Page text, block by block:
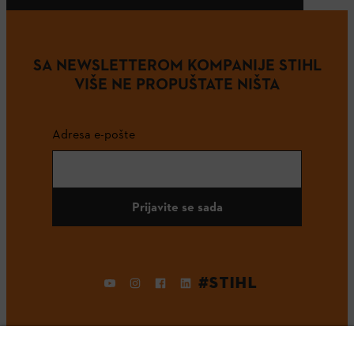
SA NEWSLETTEROM KOMPANIJE STIHL
VIŠE NE PROPUŠTATE NIŠTA
Adresa e-pošte
Prijavite se sada
#STIHL